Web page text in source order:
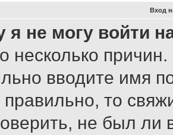
Вход
я не могу войти
несколько
вводите имя
правильно, то
не был ли